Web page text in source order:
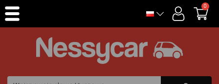
0
Panel zarządzania plikami cookies